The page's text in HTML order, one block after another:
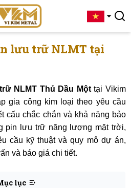
lưu trữ NLMT tại
NLMT Thủ Dầu Mộttại Vikim
gia công kim loại theo yêu cầu
cấu chắc chắn và khả năng bảo
pin lưu trữ năng lượng mặt trời,
cầu kỹ thuật và quy mô dự án,
và báo giá chi tiết.
lục